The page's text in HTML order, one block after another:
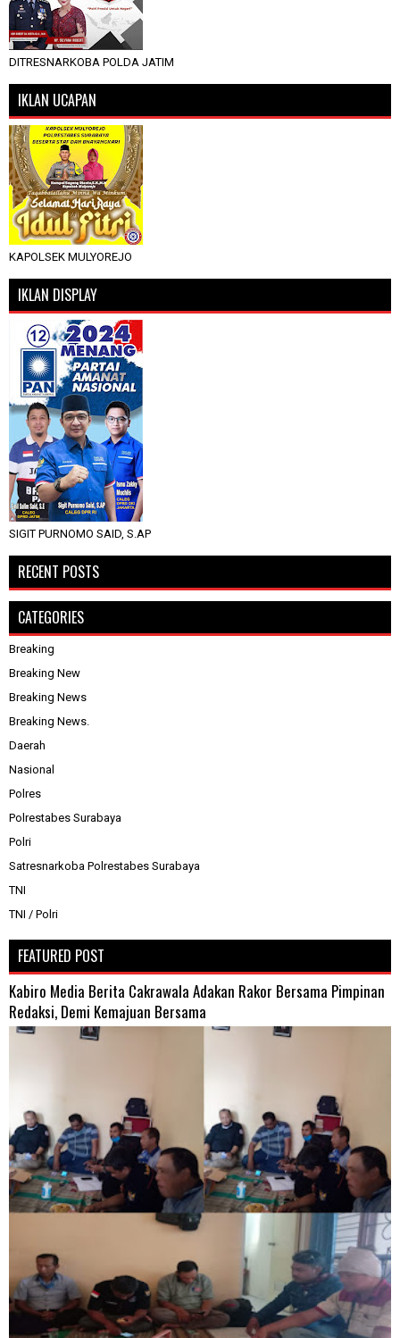
DITRESNARKOBA POLDA JATIM
IKLAN UCAPAN
KAPOLSEK MULYOREJO
IKLAN DISPLAY
SIGIT PURNOMO SAID, S.AP
RECENT POSTS
CATEGORIES
Breaking
Breaking New
Breaking News
Breaking News.
Daerah
Nasional
Polres
Polrestabes Surabaya
Polri
Satresnarkoba Polrestabes Surabaya
TNI
TNI / Polri
FEATURED POST
Kabiro Media Berita Cakrawala Adakan Rakor Bersama Pimpinan
Redaksi, Demi Kemajuan Bersama